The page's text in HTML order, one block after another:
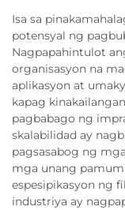
Isa sa
potensyal ng
Nagpapahintulot
organisasyon na
aplikasyon at
kapag
pagbabago ng
skalabilidad ay
pagsasabog ng
mga unang
espesipikasyon ng
industriya ay